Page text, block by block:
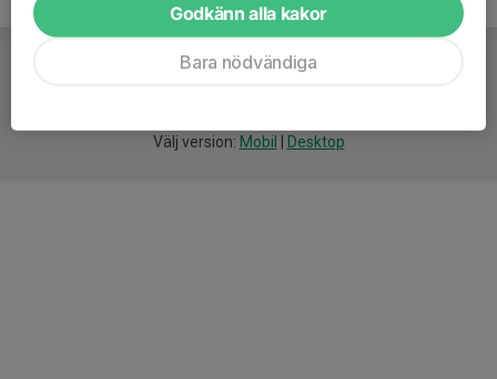
Välj version: Mobil Desktop
Godkänn alla kakor
Bara nödvändiga